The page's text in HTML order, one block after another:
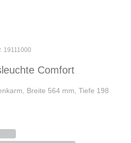
19111000
Comfort
Breite 564 mm, Tiefe 198